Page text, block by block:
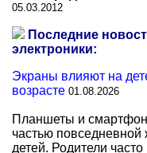
05.03.2012
Последние
электроники:
Экраны влияют на
возрасте 01.08.2026
Планшеты и
частью
детей. Родители